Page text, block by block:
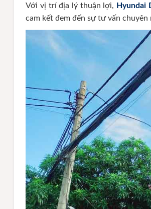
Với vị trí địa lý thuận lợi, Hyundai
cam kết đem đến sự tư vấn